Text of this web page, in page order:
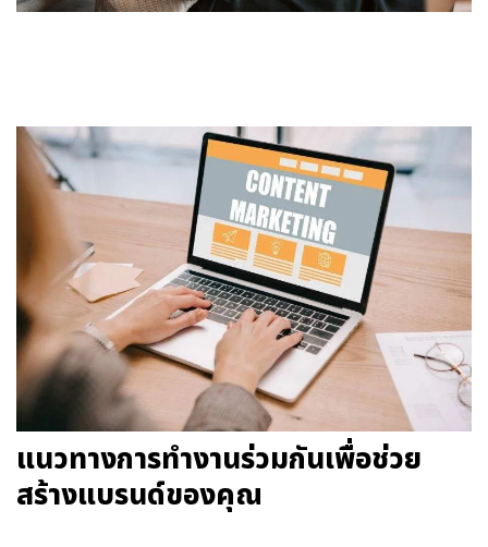
แนวทางการทำงานร่วมกันเพื่อช่วย
สร้างแบรนด์ของคุณ